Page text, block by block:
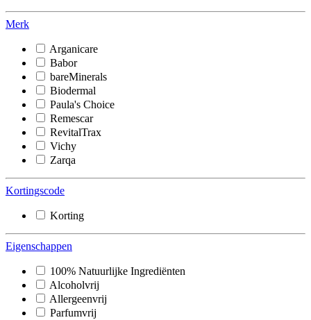
Merk
Arganicare
Babor
bareMinerals
Biodermal
Paula's Choice
Remescar
RevitalTrax
Vichy
Zarqa
Kortingscode
Korting
Eigenschappen
100% Natuurlijke Ingrediënten
Alcoholvrij
Allergeenvrij
Parfumvrij